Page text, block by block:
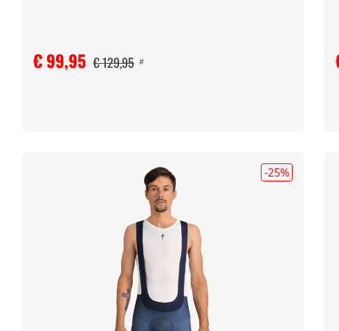
€ 99,95 € 129,95 #
-25%